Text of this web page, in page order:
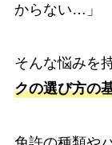
からない…」
そんな悩みを
クの選び方の